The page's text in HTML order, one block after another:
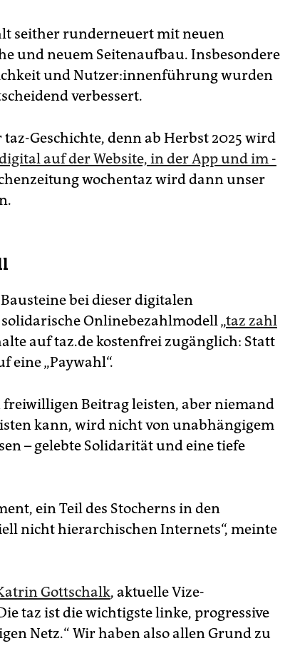
seither runderneuert mit neuen
und neuem Seitenaufbau. Insbesondere
und Nut­ze­r:in­nen­füh­rung wurden
verbessert.
­Geschichte, denn ab Herbst 2025 wird
auf der Website, in der App und im
wochentaz wird dann unser
bei dieser digitalen
Onlinebezahlmodell „taz zahl
auf taz.de kostenfrei zugänglich: Statt
eine „Paywahl“.
Beitrag leisten, aber niemand
kann, wird nicht von unabhängigem
– gelebte Solidarität und eine tiefe
ein Teil des Stocherns in den
nicht hierarchischen Internets“, meinte
Gottschalk, aktuelle Vize-
taz ist die wichtigste linke, progressive
Netz.“ Wir haben also allen Grund zu